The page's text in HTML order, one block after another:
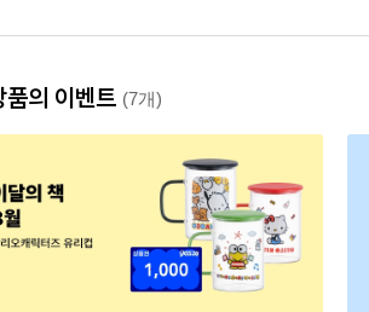
품의 이벤트 (7개)